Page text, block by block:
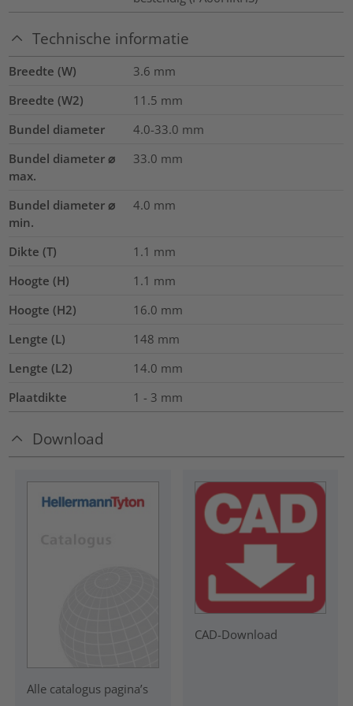
Technische informatie
Breedte (W) 3.6 mm
Breedte (W2)
11.5 mm
Bundel diameter
4.0-33.0 mm
Bundel diameter ⌀
max.
33.0 mm
Bundel diameter ⌀
min.
4.0 mm
Dikte (T) 1.1 mm
Hoogte (H)
1.1 mm
Hoogte (H2)
16.0 mm
Lengte (L)
148 mm
Lengte (L2)
14.0 mm
Plaatdikte
1 - 3 mm
Download
Alle catalogus pagina’s
CAD-Download